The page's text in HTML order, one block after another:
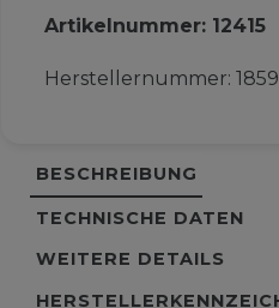
Artikelnummer: 12415
Herstellernummer:
BESCHREIBUNG
TECHNISCHE DATEN
WEITERE DETAILS